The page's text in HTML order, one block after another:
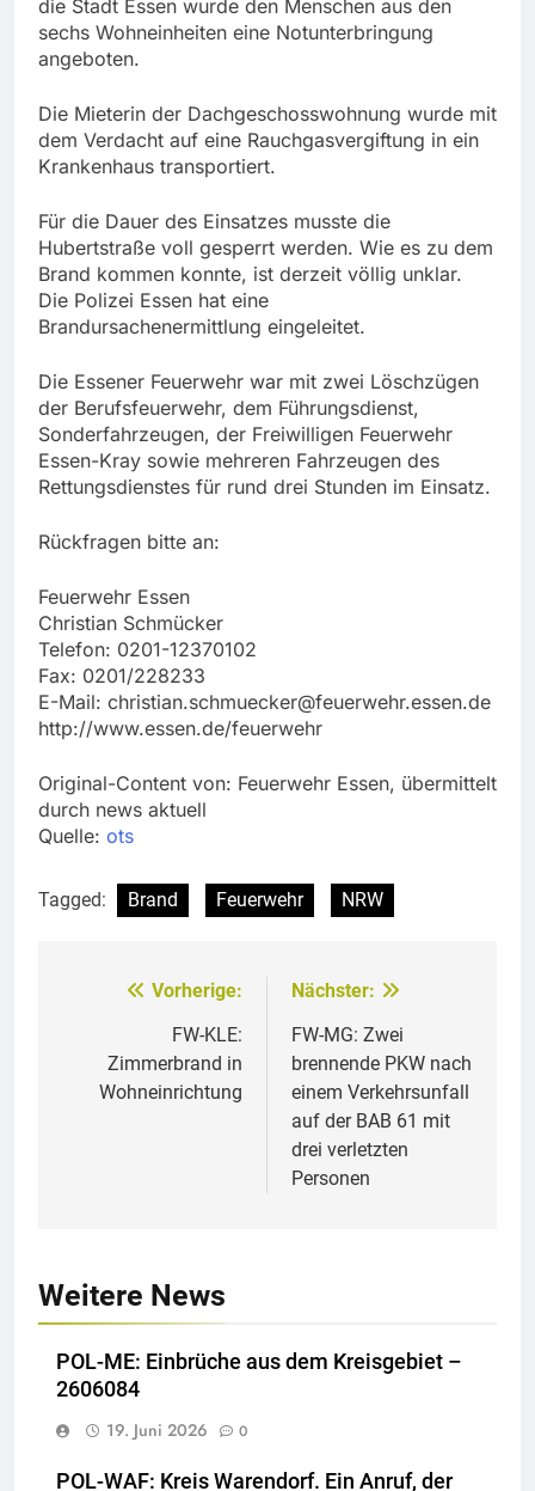
die Stadt Essen wurde den Menschen aus den
sechs Wohneinheiten eine Notunterbringung
angeboten.
Die Mieterin der Dachgeschosswohnung wurde mit
dem Verdacht auf eine Rauchgasvergiftung in ein
Krankenhaus transportiert.
Für die Dauer des Einsatzes musste die
Hubertstraße voll gesperrt werden. Wie es zu dem
Brand kommen konnte, ist derzeit völlig unklar.
Die Polizei Essen hat eine
Brandursachenermittlung eingeleitet.
Die Essener Feuerwehr war mit zwei Löschzügen
der Berufsfeuerwehr, dem Führungsdienst,
Sonderfahrzeugen, der Freiwilligen Feuerwehr
Essen-Kray sowie mehreren Fahrzeugen des
Rettungsdienstes für rund drei Stunden im Einsatz.
Rückfragen bitte an:
Feuerwehr Essen
Christian Schmücker
Telefon: 0201-12370102
Fax: 0201/228233
E-Mail: christian.schmuecker@feuerwehr.essen.de
http://www.essen.de/feuerwehr
Original-Content von: Feuerwehr Essen, übermittelt
durch news aktuell
Quelle: ots
Tagged: Brand Feuerwehr NRW
Beitragsnavigation
Vorherige:
FW-KLE:
Zimmerbrand in
Wohneinrichtung
Nächster:
FW-MG: Zwei
brennende PKW nach
einem Verkehrsunfall
auf der BAB 61 mit
drei verletzten
Personen
Weitere News
POL-ME: Einbrüche aus dem Kreisgebiet –
2606084
19. Juni 2026
0
POL-WAF: Kreis Warendorf. Ein Anruf, der